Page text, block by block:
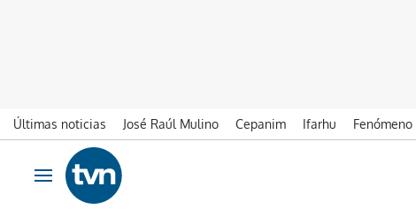
Últimas noticias José Raúl Mulino Cepanim Ifarhu
Ir al contenido
Obrir navegació